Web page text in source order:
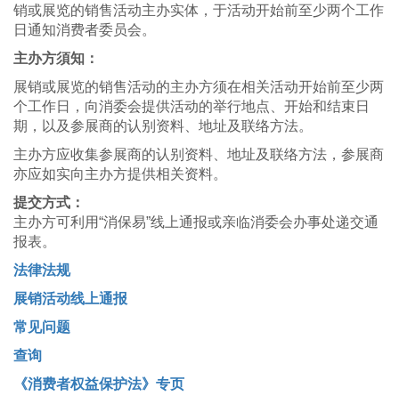
销或展览的销售活动主办实体，于活动开始前至少两个工作
日通知消费者委员会。
主办方須知：
展销或展览的销售活动的主办方须在相关活动开始前至少两
个工作日，向消委会提供活动的举行地点、开始和结束日
期，以及参展商的认别资料、地址及联络方法。
主办方应收集参展商的认别资料、地址及联络方法，参展商
亦应如实向主办方提供相关资料。
提交方式：
主办方可利用“消保易”线上通报或亲临消委会办事处递交通
报表。
法律法规
展销活动线上通报
常见问题
查询
《消费者权益保护法》专页